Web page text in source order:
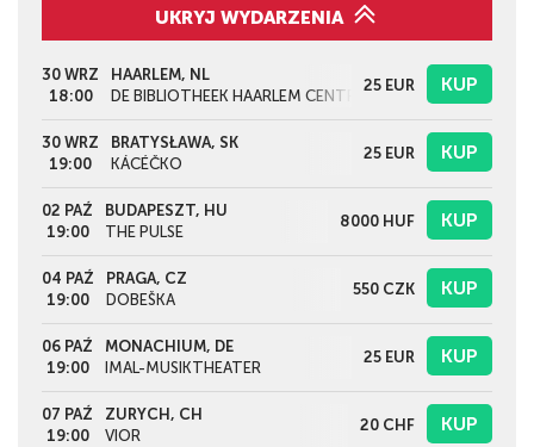
UKRYJ WYDARZENIA
30 WRZ
18:00
HAARLEM, NL
DE BIBLIOTHEEK HAARLEM CENTRUM
25 EUR KUP
30 WRZ
19:00
BRATYSŁAWA, SK
KÁCÉČKO
25 EUR KUP
02 PAŹ
19:00
BUDAPESZT, HU
THE PULSE
8000 HUF KUP
04 PAŹ
19:00
PRAGA, CZ
DOBEŠKA
550 CZK KUP
06 PAŹ
19:00
MONACHIUM, DE
IMAL-MUSIKTHEATER
25 EUR KUP
07 PAŹ
19:00
ZURYCH, CH
VIOR
20 CHF KUP